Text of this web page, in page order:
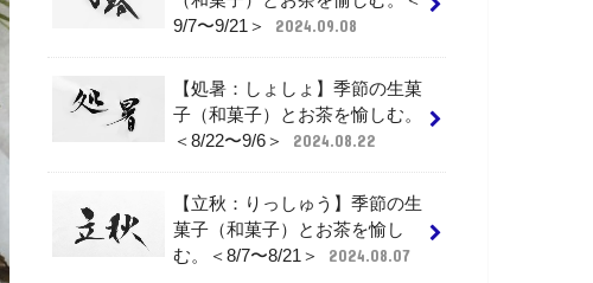
9/7〜9/21＞
2024.09.08
【処暑：しょしょ】季節の生菓
子（和菓子）とお茶を愉しむ。
＜8/22〜9/6＞
2024.08.22
【立秋：りっしゅう】季節の生
菓子（和菓子）とお茶を愉し
む。＜8/7〜8/21＞
2024.08.07